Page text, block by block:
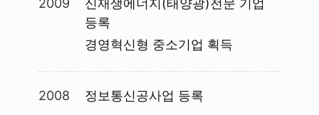
2009
신재생에너지(태양광)전문 기업
등록
경영혁신형 중소기업 획득
2008 정보통신공사업 등록